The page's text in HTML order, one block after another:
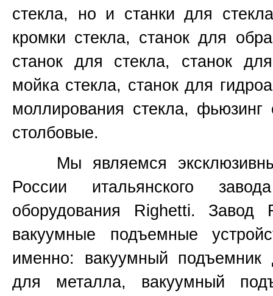
стекла, но и станки для
кромки стекла, станок для
станок для стекла, станок
мойка стекла, станок для
моллирования стекла,
столбовые.
Мы являемся
России итальянского
оборудования Righetti. Завод
вакуумные подъемные
именно: вакуумный
для металла, вакуумный